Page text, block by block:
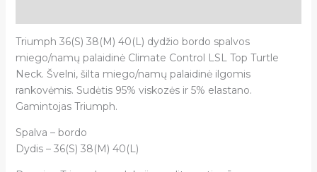
Triumph 36(S) 38(M) 40(L) dydžio bordo spalvos
miego/namų palaidinė Climate Control LSL Top Turtle
Neck. Švelni, šilta miego/namų palaidinė ilgomis
rankovėmis. Sudėtis 95% viskozės ir 5% elastano.
Gamintojas Triumph.
Spalva – bordo
Dydis – 36(S) 38(M) 40(L)